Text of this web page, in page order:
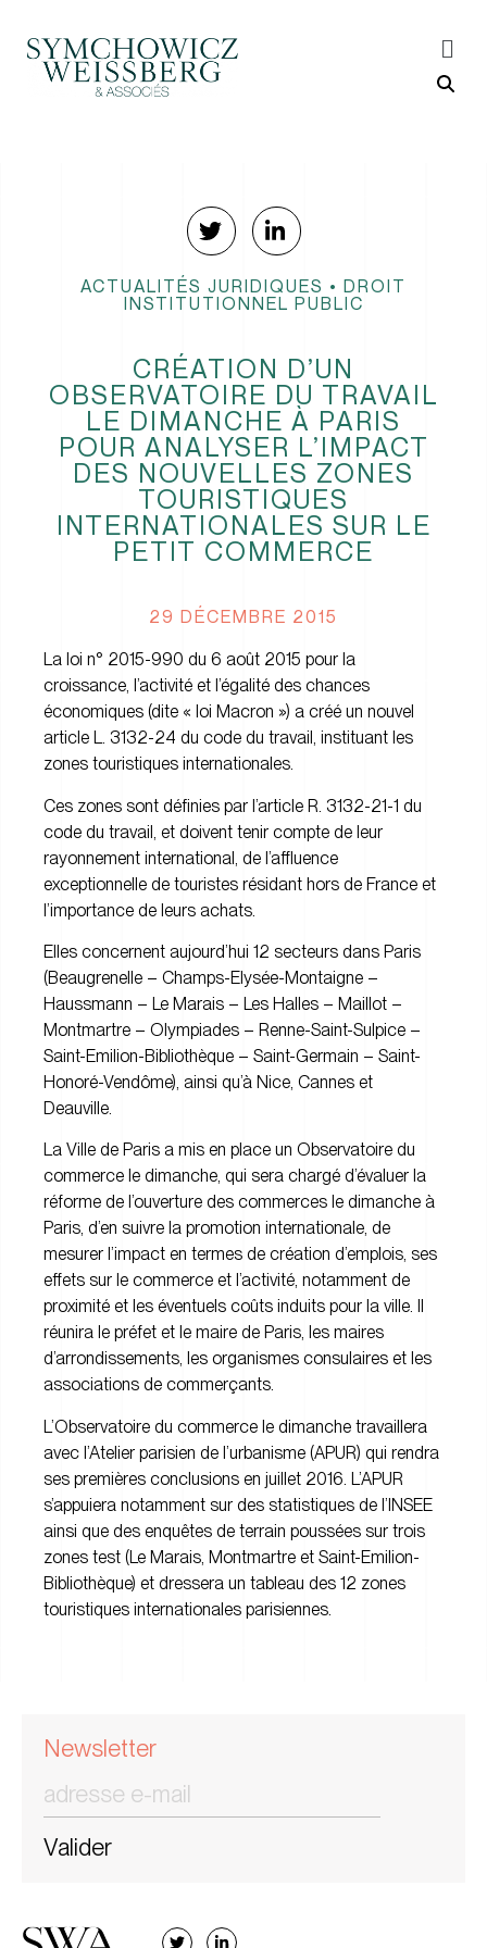
ACTUALITÉS JURIDIQUES • DROIT
INSTITUTIONNEL PUBLIC
CRÉATION D’UN
OBSERVATOIRE DU TRAVAIL
LE DIMANCHE À PARIS
POUR ANALYSER L’IMPACT
DES NOUVELLES ZONES
TOURISTIQUES
INTERNATIONALES SUR LE
PETIT COMMERCE
29 DÉCEMBRE 2015
La loi n° 2015-990 du 6 août 2015 pour la
croissance, l’activité et l’égalité des chances
économiques (dite « loi Macron ») a créé un nouvel
article L. 3132-24 du code du travail, instituant les
zones touristiques internationales.
Ces zones sont définies par l’article R. 3132-21-1 du
code du travail, et doivent tenir compte de leur
rayonnement international, de l’affluence
exceptionnelle de touristes résidant hors de France et
l’importance de leurs achats.
Elles concernent aujourd’hui 12 secteurs dans Paris
(Beaugrenelle – Champs-Elysée-Montaigne –
Haussmann – Le Marais – Les Halles – Maillot –
Montmartre – Olympiades – Renne-Saint-Sulpice –
Saint-Emilion-Bibliothèque – Saint-Germain – Saint-
Honoré-Vendôme), ainsi qu’à Nice, Cannes et
Deauville.
La Ville de Paris a mis en place un Observatoire du
commerce le dimanche, qui sera chargé d’évaluer la
réforme de l’ouverture des commerces le dimanche à
Paris, d’en suivre la promotion internationale, de
mesurer l’impact en termes de création d’emplois, ses
effets sur le commerce et l’activité, notamment de
proximité et les éventuels coûts induits pour la ville. Il
réunira le préfet et le maire de Paris, les maires
d’arrondissements, les organismes consulaires et les
associations de commerçants.
L’Observatoire du commerce le dimanche travaillera
avec l’Atelier parisien de l’urbanisme (APUR) qui rendra
ses premières conclusions en juillet 2016. L’APUR
s’appuiera notamment sur des statistiques de l’INSEE
ainsi que des enquêtes de terrain poussées sur trois
zones test (Le Marais, Montmartre et Saint-Emilion-
Bibliothèque) et dressera un tableau des 12 zones
touristiques internationales parisiennes.
Newsletter
Valider